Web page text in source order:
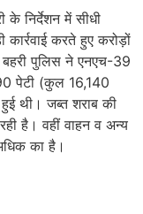
निर्देशन में सीधी
कार्रवाई करते हुए करोड़ों
पुलिस ने एनएच-39
पेटी (कुल 16,140
थी। जब्त शराब की
है। वहीं वाहन व अन्य
का है।